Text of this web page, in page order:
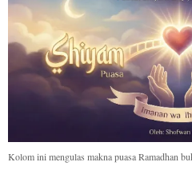
Kolom ini mengulas makna puasa Ramadhan